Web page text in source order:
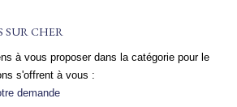
NOS AGENCES
SUR CHER
à vous proposer dans la catégorie pour le
s'offrent à vous :
demande